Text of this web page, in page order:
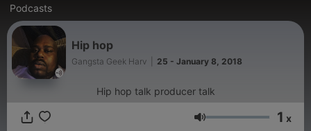
Podcasts
Hip hop
Gangsta Geek Harv 25 - January 8, 2018
Hip hop talk producer talk
Volumen 1 x